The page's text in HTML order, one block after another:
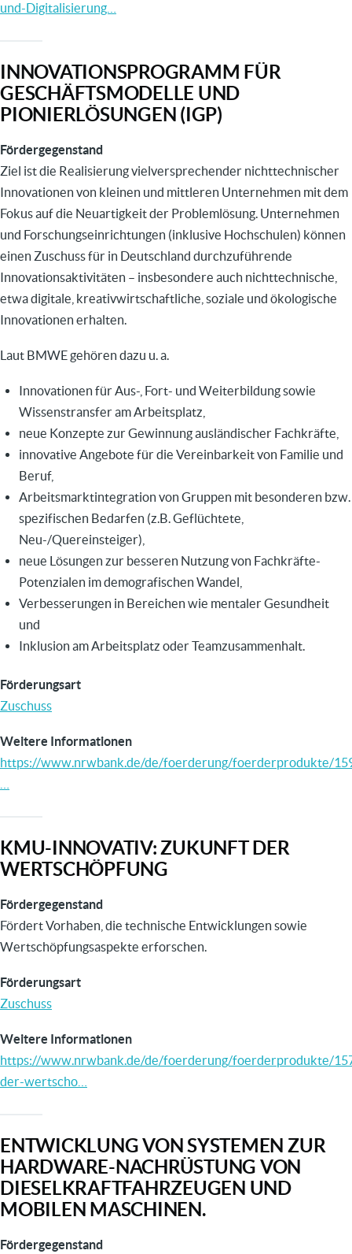
und-Digitalisierung…
INNOVATIONSPROGRAMM FÜR
GESCHÄFTSMODELLE UND
PIONIERLÖSUNGEN (IGP)
Fördergegenstand
Ziel ist die Realisierung vielversprechender nichttechnischer
Innovationen von kleinen und mittleren Unternehmen mit dem
Fokus auf die Neuartigkeit der Problemlösung. Unternehmen
und Forschungseinrichtungen (inklusive Hochschulen) können
einen Zuschuss für in Deutschland durchzuführende
Innovationsaktivitäten – insbesondere auch nichttechnische,
etwa digitale, kreativwirtschaftliche, soziale und ökologische
Innovationen erhalten.
Laut BMWE gehören dazu u. a.
Innovationen für Aus-, Fort- und Weiterbildung sowie
Wissenstransfer am Arbeitsplatz,
neue Konzepte zur Gewinnung ausländischer Fachkräfte,
innovative Angebote für die Vereinbarkeit von Familie und
Beruf,
Arbeitsmarktintegration von Gruppen mit besonderen bzw.
spezifischen Bedarfen (z.B.Geflüchtete,
Neu-/Quereinsteiger),
neue Lösungen zur besseren Nutzung von Fachkräfte-
Potenzialen im demografischen Wandel,
Verbesserungen in Bereichen wie mentaler Gesundheit
und
Inklusion am Arbeitsplatz oder Teamzusammenhalt.
Förderungsart
Zuschuss
Weitere Informationen
https://www.nrwbank.de/de/foerderung/foerderprodukte/
KMU-INNOVATIV: ZUKUNFT DER
WERTSCHÖPFUNG
Fördergegenstand
Fördert Vorhaben, die technische Entwicklungen sowie
Wertschöpfungsaspekte erforschen.
Förderungsart
Zuschuss
Weitere Informationen
https://www.nrwbank.de/de/foerderung/foerderprodukte/
der-wertscho…
ENTWICKLUNG VON SYSTEMEN ZUR
HARDWARE-NACHRÜSTUNG VON
DIESELKRAFTFAHRZEUGEN UND
MOBILEN MASCHINEN.
Fördergegenstand